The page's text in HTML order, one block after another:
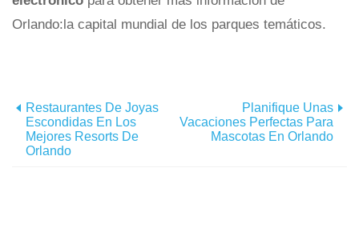
Orlando:la capital mundial de los parques temáticos.
Restaurantes De Joyas
Escondidas En Los
Mejores Resorts De
Orlando
Planifique Unas
Vacaciones Perfectas Para
Mascotas En Orlando